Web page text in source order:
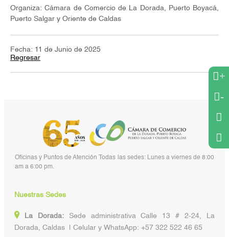
Organiza: Cámara de Comercio de La Dorada, Puerto Boyacá,
Puerto Salgar y Oriente de Caldas
Fecha: 11 de Junio de 2025
Regresar
+
-
Oficinas y Puntos de Atención Todas las sedes: Lunes a viernes de 8:00
am a 6:00 pm.
Nuestras Sedes
La Dorada:Sede administrativa Calle 13 # 2-24, La
Dorada, Caldas | Celular y WhatsApp: +57 322 522 46 65